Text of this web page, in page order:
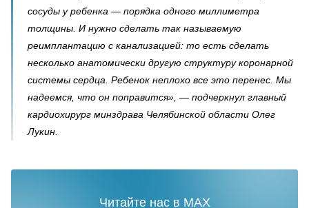
сосуды у ребенка — порядка одного миллиметра
толщины. И нужно сделать так называемую
реимплантацию с канализацией: то есть сделать
несколько анатомически другую структуру коронарной
системы сердца. Ребенок неплохо все это перенес. Мы
надеемся, что он поправится», — подчеркнул главный
кардиохирург минздрава Челябинской области Олег
Лукин.
Читайте нас в MAX